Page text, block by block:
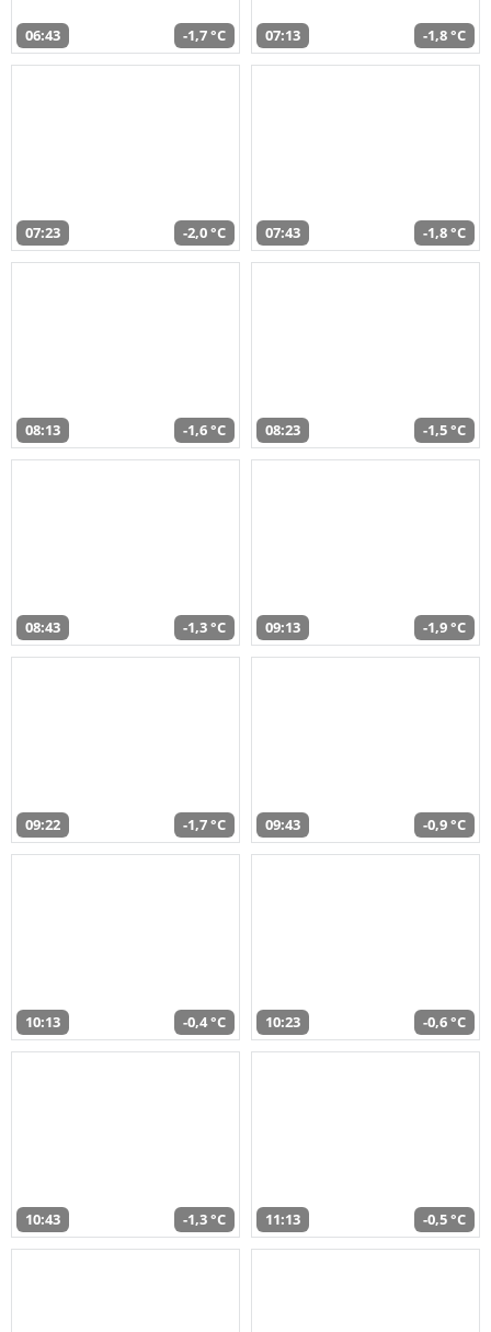
06:43 -1,7 °C 07:13 -1,8 °C
07:23 -2,0 °C 07:43 -1,8 °C
08:13 -1,6 °C 08:23 -1,5 °C
08:43 -1,3 °C 09:13 -1,9 °C
09:22 -1,7 °C 09:43 -0,9 °C
10:13 -0,4 °C 10:23 -0,6 °C
10:43 -1,3 °C 11:13 -0,5 °C